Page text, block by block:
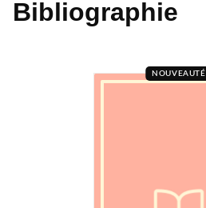
Bibliographie
NOUVEAUTÉ